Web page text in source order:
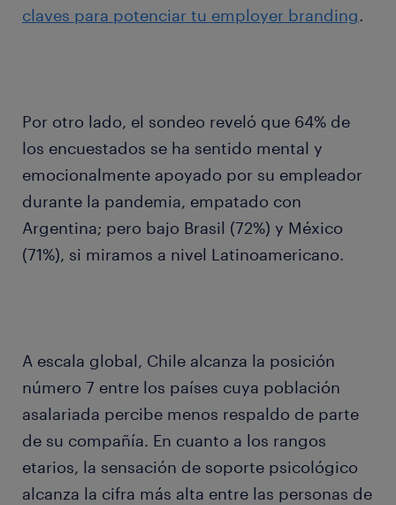
claves para potenciar tu employer branding.
Por otro lado, el sondeo reveló que 64% de
los encuestados se ha sentido mental y
emocionalmente apoyado por su empleador
durante la pandemia, empatado con
Argentina; pero bajo Brasil (72%) y México
(71%), si miramos a nivel Latinoamericano.
A escala global, Chile alcanza la posición
número 7 entre los países cuya población
asalariada percibe menos respaldo de parte
de su compañía. En cuanto a los rangos
etarios, la sensación de soporte psicológico
alcanza la cifra más alta entre las personas de